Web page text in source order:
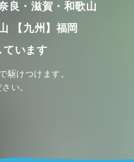
良・滋賀・和歌山
【九州】福岡
ています
駆けつけます。
い。